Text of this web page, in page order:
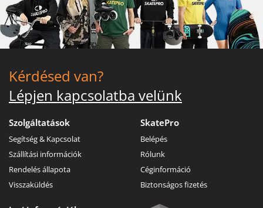
Kérdésed van?
Lépjen kapcsolatba velünk
Szolgáltatások
Segítség & Kapcsolat
Szállítási információk
Rendelés állapota
Visszaküldés
SkatePro
Belépés
Rólunk
Céginformáció
Biztonságos fizetés